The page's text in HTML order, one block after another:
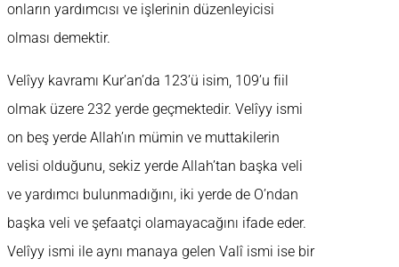
onların yardımcısı ve işlerinin düzenleyicisi
olması demektir.
Velîyy kavramı Kur’an’da 123’ü isim, 109’u fiil
olmak üzere 232 yerde geçmektedir. Velîyy ismi
on beş yerde Allah’ın mümin ve muttakilerin
velisi olduğunu, sekiz yerde Allah’tan başka veli
ve yardımcı bulunmadığını, iki yerde de O’ndan
başka veli ve şefaatçi olamayacağını ifade eder.
Velîyy ismi ile aynı manaya gelen Valî ismi ise bir